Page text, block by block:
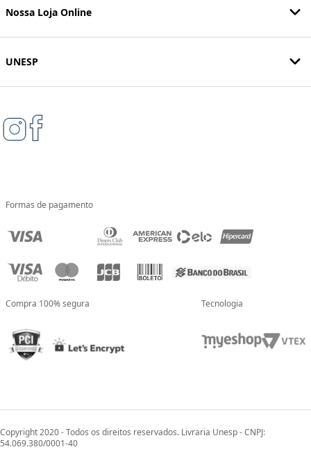
Nossa Loja Online
UNESP
Formas de pagamento
Compra 100% segura Tecnologia
Copyright 2020 - Todos os direitos reservados. Livraria Unesp - CNPJ:
54.069.380/0001-40